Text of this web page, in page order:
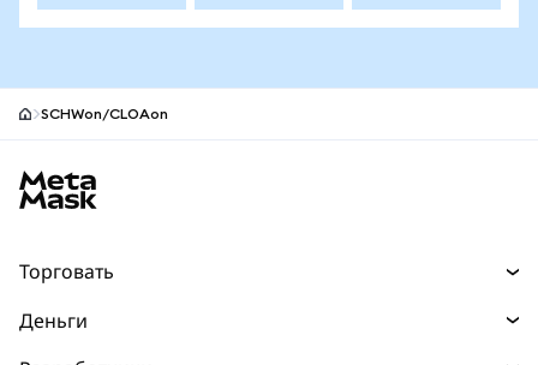
SCHWon/CLOAon
Торговать
Деньги